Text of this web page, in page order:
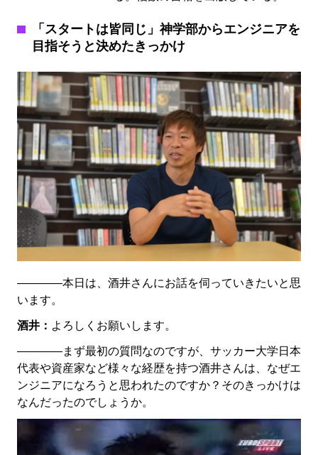
「スタートは皆同じ」神学部からエンジニアを
目指そうと決めたきっかけ
――――本日は、酒井さんにお話を伺っていきたいと思
います。
酒井： よろしくお願いします。
――――まず最初の質問なのですが、サッカー大学日本
代表や資産家など様々な経歴を持つ酒井さんは、なぜエ
ンジニアになろうと思われたのですか？そのきっかけは
なんだったのでしょうか。